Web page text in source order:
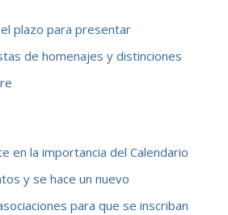
plazo para presentar
de homenajes y distinciones
en la importancia del Calendario
y se hace un nuevo
para que se inscriban